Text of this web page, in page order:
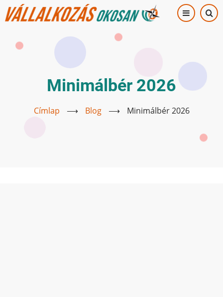
Ugrás
Minimálbér 2026
Címlap ⟶ Blog ⟶ Minimálbér 2026